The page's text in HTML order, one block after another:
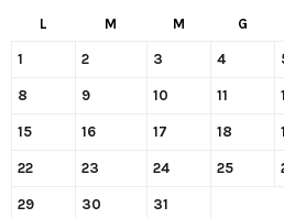
L M M G
1 2 3 4
8 9 10 11
15 16 17 18
22 23 24 25
29 30 31